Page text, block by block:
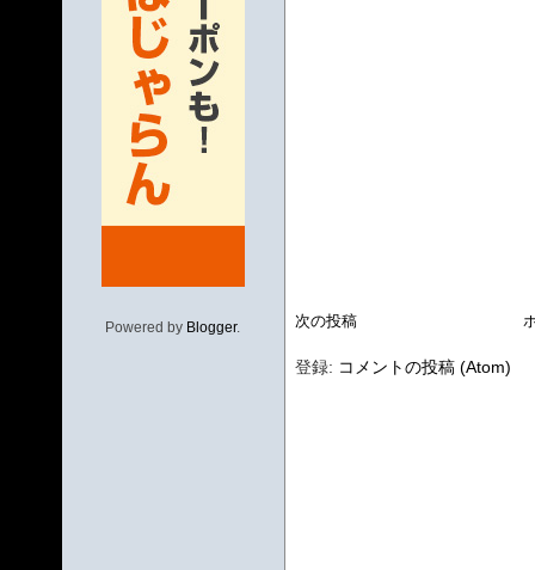
Powered by Blogger. 次の投稿
登録: コメントの投稿 (Atom)